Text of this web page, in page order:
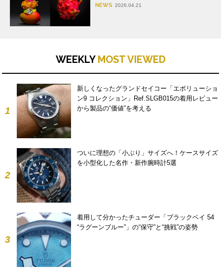
NEWS 2026.04.21
WEEKLY MOST VIEWED
1
新しくなったグランドセイコー「エボリューショ
ン9 コレクション」Ref.SLGB015の着用レビュー
から製品の“価値”を考える
2
ついに理想の「小ぶり」サイズへ！ケースサイズ
を小型化した名作・新作腕時計5選
3
着用して分かったチューダー「ブラックベイ 54
“ラグーンブルー”」の“保守”と“挑戦”の姿勢